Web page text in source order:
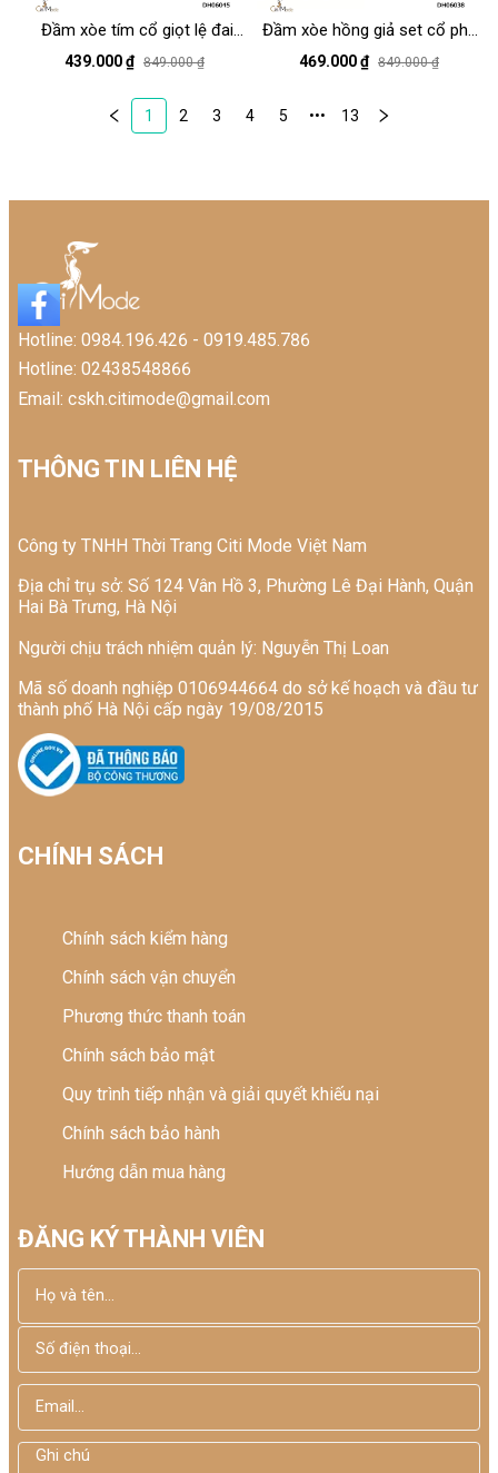
Đầm xòe tím cổ giọt lệ đai
thắt eo
439.000 ₫ 849.000 ₫
Đầm xòe hồng giả set cổ phối
vạt cách điệu
469.000 ₫ 849.000 ₫
1 2 3 4 5 ••• 13
CHÍNH SÁCH
Chính sách kiểm hàng
Chính sách vận chuyển
Phương thức thanh toán
Chính sách bảo mật
Quy trình tiếp nhận và giải quyết khiếu nại
Chính sách bảo hành
Hướng dẫn mua hàng
ĐĂNG KÝ THÀNH VIÊN
Hotline: 0984.196.426 - 0919.485.786
Email: cskh.citimode@gmail.com
Hotline: 02438548866
THÔNG TIN LIÊN HỆ
Công ty TNHH Thời Trang Citi Mode Việt Nam
Địa chỉ trụ sở: Số 124 Vân Hồ 3, Phường Lê Đại Hành, Quận
Hai Bà Trưng, Hà Nội
Người chịu trách nhiệm quản lý: Nguyễn Thị Loan
Mã số doanh nghiệp 0106944664 do sở kế hoạch và đầu tư
thành phố Hà Nội cấp ngày 19/08/2015